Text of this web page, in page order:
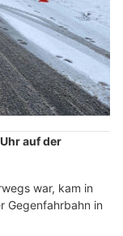
auf der
war, kam in
Gegenfahrbahn in